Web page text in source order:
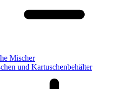
Mischer
und Kartuschenbehälter